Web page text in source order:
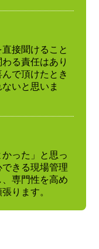
接聞けること
る責任はあり
で頂けたとき
いと思いま
った」と思っ
きる現場管理
専門性を高め
ります。